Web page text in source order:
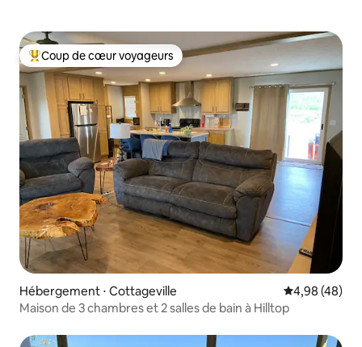
Coups de cœur voyageurs les plus appréciés
Coup de cœur voyageurs
Hébergement ⋅ Cottageville Évaluation
4,98 (48)
Maison de 3 chambres et 2 salles de bain à Hilltop